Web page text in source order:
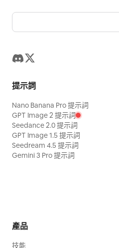
提示詞
Nano Banana Pro 提示詞
GPT Image 2 提示詞
Seedance 2.0 提示詞
GPT Image 1.5 提示詞
Seedream 4.5 提示詞
Gemini 3 Pro 提示詞
產品
技能